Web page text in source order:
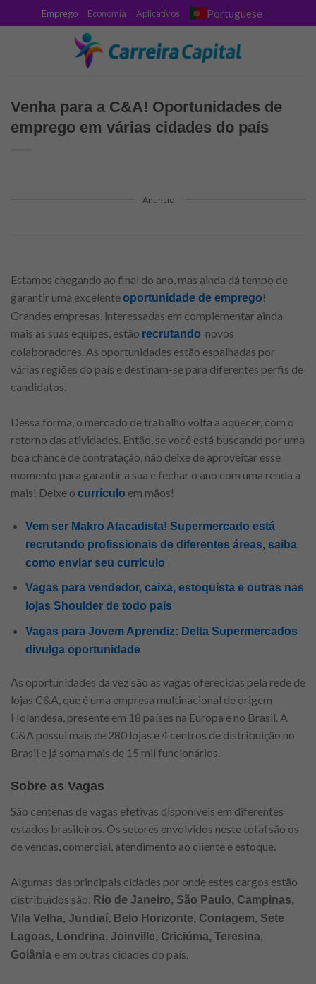
to
Emprego Economia Aplicativos Portuguese ▼
Venha para a C&A! Oportunidades de
emprego em várias cidades do país
Anuncio
Estamos chegando ao final do ano, mas ainda dá tempo de
garantir uma excelenteoportunidade de emprego!
Grandes empresas, interessadas em complementar ainda
mais as suas equipes, estão recrutando novos
colaboradores. As oportunidades estão espalhadas por
várias regiões do país e destinam-se para diferentes perfis de
candidatos.
Dessa forma, o mercado de trabalho volta a aquecer, com o
retorno das atividades. Então, se você está buscando por uma
boa chance de contratação, não deixe de aproveitar esse
momento para garantir a sua e fechar o ano com uma renda a
mais! Deixe o currículo em mãos!
Vem ser Makro Atacadista! Supermercado está
recrutando profissionais de diferentes áreas, saiba
como enviar seu currículo
Vagas para vendedor, caixa, estoquista e outras nas
lojas Shoulder de todo país
Vagas para Jovem Aprendiz: Delta Supermercados
divulga oportunidade
As oportunidades da vez são as vagas oferecidas pela rede de
lojas C&A, que é uma empresa multinacional de origem
Holandesa, presente em 18 países na Europa e no Brasil. A
C&A possui mais de 280 lojas e 4 centros de distribuição no
Brasil e já soma mais de 15 mil funcionários.
Sobre as Vagas
São centenas de vagas efetivas disponíveis em diferentes
estados brasileiros. Os setores envolvidos neste total são os
de vendas, comercial, atendimento ao cliente e estoque.
Algumas das principais cidades por onde estes cargos estão
distribuídos são: Rio de Janeiro, São Paulo, Campinas,
Vila Velha, Jundiaí, Belo Horizonte, Contagem, Sete
Lagoas, Londrina, Joinville, Criciúma, Teresina,
Goiânia e em outras cidades do país.